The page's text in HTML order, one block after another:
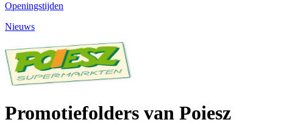
Openingstijden
Nieuws
Promotiefolders van Poiesz